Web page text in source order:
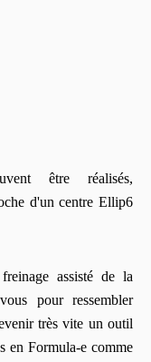
être réalisés,
d'un centre Ellip6
assisté de la
pour ressembler
très vite un outil
en Formula-e comme